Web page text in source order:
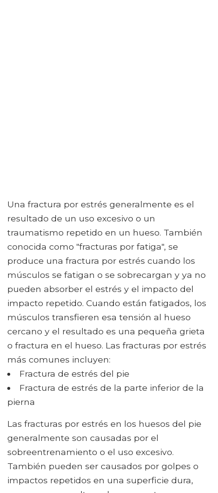
Una fractura por estrés generalmente es el
resultado de un uso excesivo o un
traumatismo repetido en un hueso. También
conocida como "fracturas por fatiga", se
produce una fractura por estrés cuando los
músculos se fatigan o se sobrecargan y ya no
pueden absorber el estrés y el impacto del
impacto repetido. Cuando están fatigados, los
músculos transfieren esa tensión al hueso
cercano y el resultado es una pequeña grieta
o fractura en el hueso. Las fracturas por estrés
más comunes incluyen:
Fractura de estrés del pie
Fractura de estrés de la parte inferior de la
pierna
Las fracturas por estrés en los huesos del pie
generalmente son causadas por el
sobreentrenamiento o el uso excesivo.
También pueden ser causados ​​por golpes o
impactos repetidos en una superficie dura,